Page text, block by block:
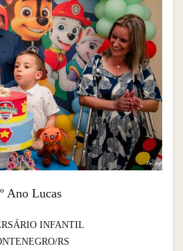
Ano Lucas
INFANTIL
RS